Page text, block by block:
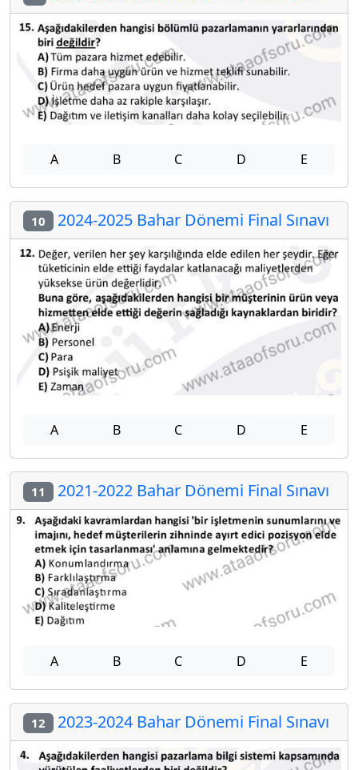
A B C D E
10 2024-2025 Bahar Dönemi Final Sınavı
A B C D E
11 2021-2022 Bahar Dönemi Final Sınavı
A B C D E
12 2023-2024 Bahar Dönemi Final Sınavı